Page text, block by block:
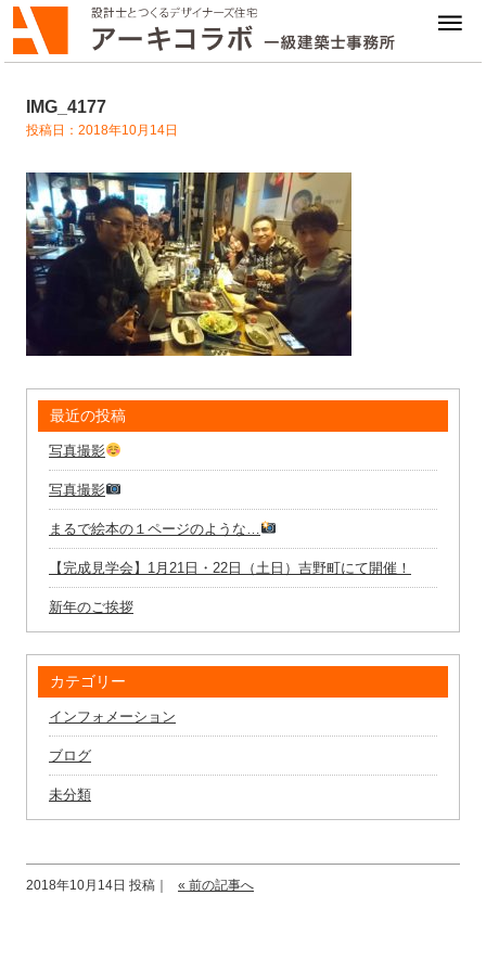
IMG_4177
投稿日：2018年10月14日
最近の投稿
写真撮影
写真撮影
まるで絵本の１ページのような…
【完成見学会】1月21日・22日（土日）吉野町にて開催！
新年のご挨拶
カテゴリー
インフォメーション
ブログ
未分類
2018年10月14日 投稿｜ « 前の記事へ